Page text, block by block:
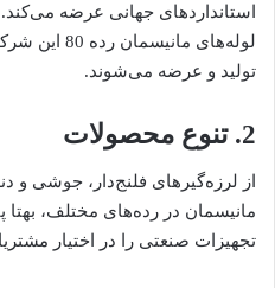
استانداردهای جهانی عرضه می‌کند.
لوله‌های
تولید و عرضه می‌شوند.
2. تنوع محصولات
از لرزه‌گیرهای فلنج‌دار، جوشی و
مانیسمان در رده‌های مختلف، بهتا
تجهیزات صنعتی را در اختیار